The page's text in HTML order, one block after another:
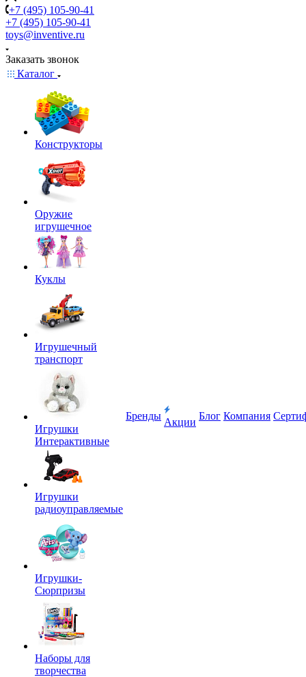
+7 (495) 105-90-41
+7 (495) 105-90-41
toys@inventive.ru
Заказать звонок
Каталог
Конструкторы
Оружие
игрушечное
Куклы
Игрушечный
транспорт
Игрушки
Интерактивные
Игрушки
радиоуправляемые
Игрушки-
Сюрпризы
Наборы для
творчества
Бренды
Акции
Блог Компания